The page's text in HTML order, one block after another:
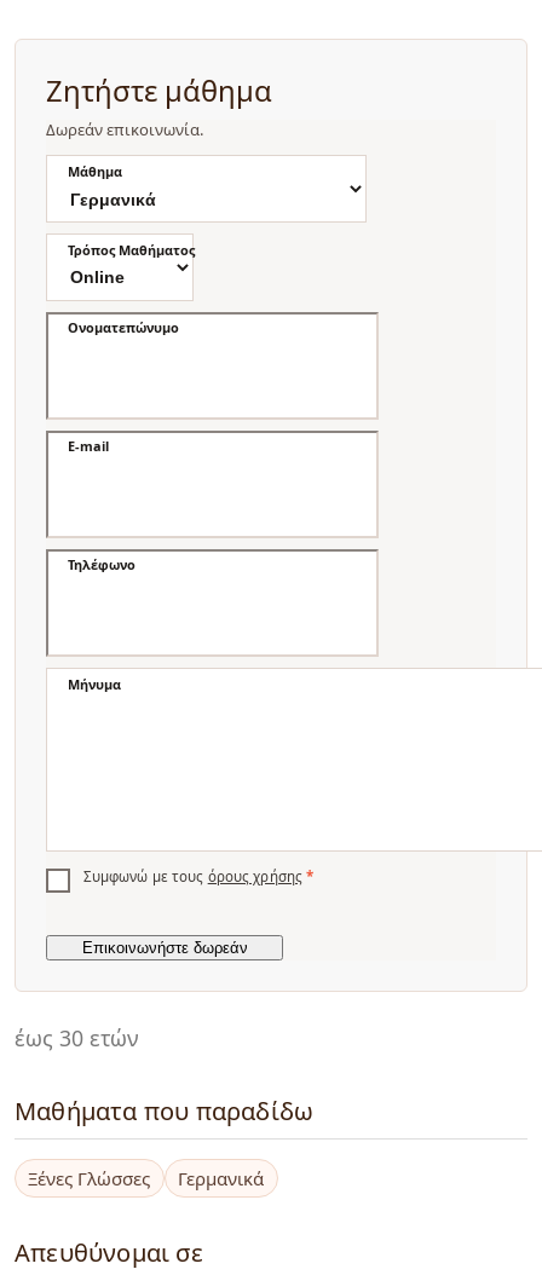
έως 30 ετών
Μαθήματα που παραδίδω
Ξένες Γλώσσες Γερμανικά
Απευθύνομαι σε
Ζητήστε μάθημα
Δωρεάν επικοινωνία.
Μάθημα
Τρόπος Μαθήματος
Ονοματεπώνυμο
E-mail
Τηλέφωνο
Μήνυμα
Συμφωνώ με τους όρους χρήσης *